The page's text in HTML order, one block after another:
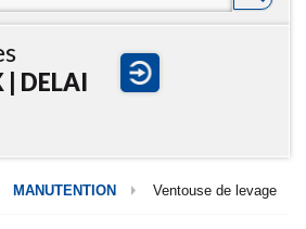
| DELAI
MANUTENTION Ventouse de levage